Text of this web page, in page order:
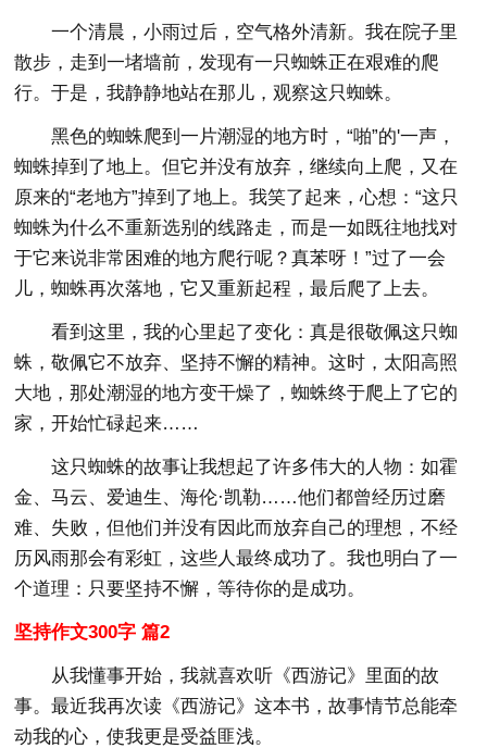
一个清晨，小雨过后，空气格外清新。我在院子里
散步，走到一堵墙前，发现有一只蜘蛛正在艰难的爬
行。于是，我静静地站在那儿，观察这只蜘蛛。
黑色的蜘蛛爬到一片潮湿的地方时，“啪”的'一声，
蜘蛛掉到了地上。但它并没有放弃，继续向上爬，又在
原来的“老地方”掉到了地上。我笑了起来，心想：“这只
蜘蛛为什么不重新选别的线路走，而是一如既往地找对
于它来说非常困难的地方爬行呢？真苯呀！”过了一会
儿，蜘蛛再次落地，它又重新起程，最后爬了上去。
看到这里，我的心里起了变化：真是很敬佩这只蜘
蛛，敬佩它不放弃、坚持不懈的精神。这时，太阳高照
大地，那处潮湿的地方变干燥了，蜘蛛终于爬上了它的
家，开始忙碌起来……
这只蜘蛛的故事让我想起了许多伟大的人物：如霍
金、马云、爱迪生、海伦·凯勒……他们都曾经历过磨
难、失败，但他们并没有因此而放弃自己的理想，不经
历风雨那会有彩虹，这些人最终成功了。我也明白了一
个道理：只要坚持不懈，等待你的是成功。
坚持作文300字 篇2
从我懂事开始，我就喜欢听《西游记》里面的故
事。最近我再次读《西游记》这本书，故事情节总能牵
动我的心，使我更是受益匪浅。